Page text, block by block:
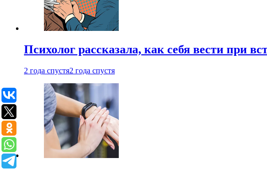
Психолог рассказала, как себя вести при
2 года спустя2 года спустя